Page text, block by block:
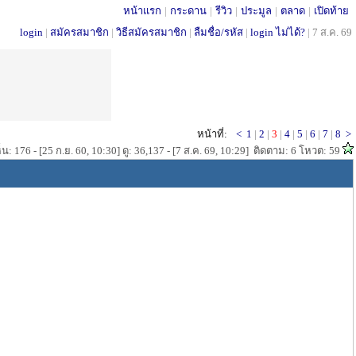
หน้าแรก | กระดาน | รีวิว | ประมูล | ตลาด | เปิดท้าย
login | สมัครสมาชิก | วิธีสมัครสมาชิก | ลืมชื่อ/รหัส | login ไม่ได้? | 7 ส.ค. 69
หน้าที่: < 1 | 2 | 3 | 4 | 5 | 6 | 7 | 8 >
: 176 - [25 ก.ย. 60, 10:30] ดู: 36,137 - [7 ส.ค. 69, 10:29] ติดตาม: 6 โหวต: 59